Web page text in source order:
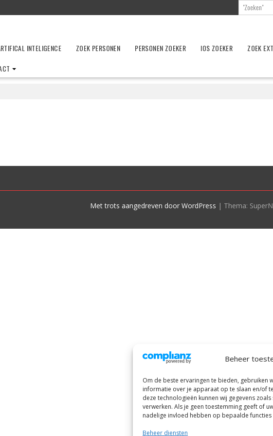
Beheer
Om de beste ervaringen te bieden, gebruiken
informatie over je apparaat op te slaan en/of
deze technologieën kunnen wij gegevens
verwerken. Als je geen toestemming geeft of
nadelige invloed hebben op bepaalde
Beheer diensten
INTELIGENCE ZOEK PERSONEN PERSONEN ZOEKER IOS ZOEKER
ZOEK
Met trots aangedreven door WordPress | Thema: